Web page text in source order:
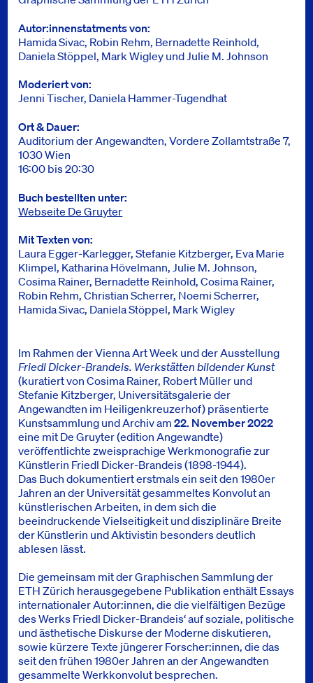
Autor:innenstatments von
Hamida Sivac, Robin Rehm, Bernadette Reinhold,
Daniela Stöppel, Mark Wigley und Julie M. Johnson
Moderiert von
Jenni Tischer, Daniela Hammer-Tugendhat
Ort & Dauer
Auditorium der Angewandten, Vordere Zollamtstraße 7,
1030 Wien
16:00 bis 20:30
Buch bestellten unter
Webseite De Gruyter
Mit Texten von
Laura Egger-Karlegger, Stefanie Kitzberger, Eva Marie
Klimpel, Katharina Hövelmann, Julie M. Johnson,
Cosima Rainer, Bernadette Reinhold, Cosima Rainer,
Robin Rehm, Christian Scherrer, Noemi Scherrer,
Hamida Sivac, Daniela Stöppel, Mark Wigley
Im Rahmen der Vienna Art Week und der Ausstellung
Friedl Dicker-Brandeis. Werkstätten bildender Kunst
(kuratiert von Cosima Rainer, Robert Müller und
Stefanie Kitzberger, Universitätsgalerie der
Angewandten im Heiligenkreuzerhof) präsentierte
Kunstsammlung und Archiv am 22. November 2022
eine mit De Gruyter (edition Angewandte)
veröffentlichte zweisprachige Werkmonografie zur
Künstlerin Friedl Dicker-Brandeis (1898-1944).
Das Buch dokumentiert erstmals ein seit den 1980er
Jahren an der Universität gesammeltes Konvolut an
künstlerischen Arbeiten, in dem sich die
beeindruckende Vielseitigkeit und disziplinäre Breite
der Künstlerin und Aktivistin besonders deutlich
ablesen lässt.
Die gemeinsam mit der Graphischen Sammlung der
ETH Zürich herausgegebene Publikation enthält Essays
internationaler Autor:innen, die die vielfältigen Bezüge
des Werks Friedl Dicker-Brandeis‘ auf soziale, politische
und ästhetische Diskurse der Moderne diskutieren,
sowie kürzere Texte jüngerer Forscher:innen, die das
seit den frühen 1980er Jahren an der Angewandten
gesammelte Werkkonvolut besprechen.